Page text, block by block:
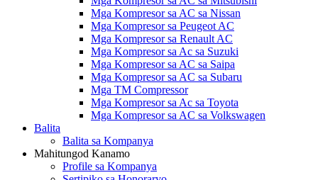
Mga Kompresor sa AC sa Nissan
Mga Kompresor sa Peugeot AC
Mga Kompresor sa Renault AC
Mga Kompresor sa Ac sa Suzuki
Mga Kompresor sa AC sa Saipa
Mga Kompresor sa AC sa Subaru
Mga TM Compressor
Mga Kompresor sa Ac sa Toyota
Mga Kompresor sa AC sa Volkswagen
Balita
Balita sa Kompanya
Mahitungod Kanamo
Profile sa Kompanya